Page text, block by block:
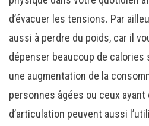
d’évacuer les tensions. Par
aussi à perdre du poids, car il
dépenser beaucoup de calories
une augmentation de la
personnes âgées ou ceux
d’articulation peuvent aussi